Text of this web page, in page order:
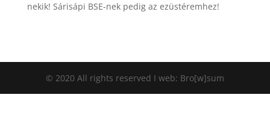
nekik! Sárisápi BSE-nek pedig az ezüstéremhez!
© 2020 All rights reserved I web: Bro[w]sum